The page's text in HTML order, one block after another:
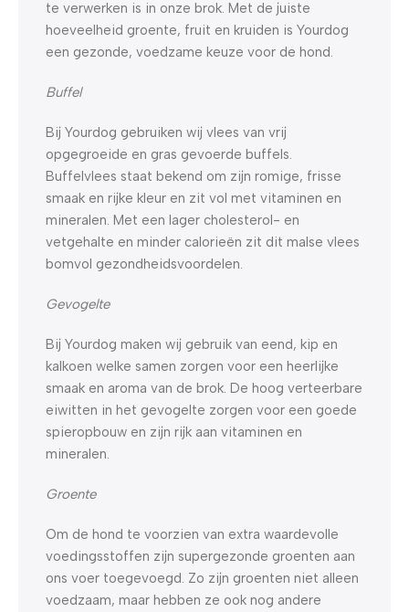
te verwerken is in onze brok. Met de juiste
hoeveelheid groente, fruit en kruiden is Yourdog
een gezonde, voedzame keuze voor de hond.
Buffel
Bij Yourdog gebruiken wij vlees van vrij
opgegroeide en gras gevoerde buffels.
Buffelvlees staat bekend om zijn romige, frisse
smaak en rijke kleur en zit vol met vitaminen en
mineralen. Met een lager cholesterol- en
vetgehalte en minder calorieën zit dit malse vlees
bomvol gezondheidsvoordelen.
Gevogelte
Bij Yourdog maken wij gebruik van eend, kip en
kalkoen welke samen zorgen voor een heerlijke
smaak en aroma van de brok. De hoog verteerbare
eiwitten in het gevogelte zorgen voor een goede
spieropbouw en zijn rijk aan vitaminen en
mineralen.
Groente
Om de hond te voorzien van extra waardevolle
voedingsstoffen zijn supergezonde groenten aan
ons voer toegevoegd. Zo zijn groenten niet alleen
voedzaam, maar hebben ze ook nog andere